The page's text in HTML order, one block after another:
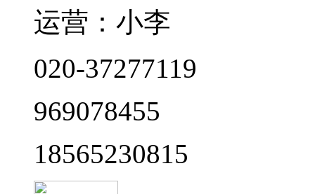
运营：小李
020-37277119
969078455
18565230815